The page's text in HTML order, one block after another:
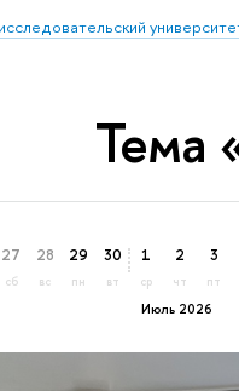
Тема
27
сб
28
вс
29
пн
30
вт
Июль 2026
1
ср
2
чт
3
пт